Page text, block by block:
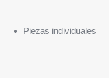
Piezas individuales